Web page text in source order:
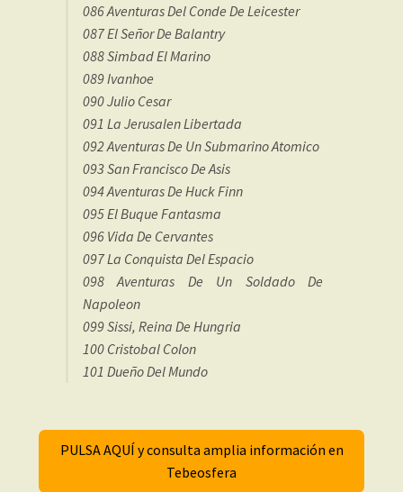
086 Aventuras Del Conde De Leicester
087 El Señor De Balantry
088 Simbad El Marino
089 Ivanhoe
090 Julio Cesar
091 La Jerusalen Libertada
092 Aventuras De Un Submarino Atomico
093 San Francisco De Asis
094 Aventuras De Huck Finn
095 El Buque Fantasma
096 Vida De Cervantes
097 La Conquista Del Espacio
098 Aventuras De Un Soldado De
Napoleon
099 Sissi, Reina De Hungria
100 Cristobal Colon
101 Dueño Del Mundo
PULSA AQUÍ y consulta amplia información en
Tebeosfera